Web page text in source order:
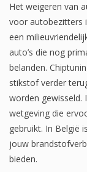
Het weigeren van
voor autobezitters
een
auto’s die nog
belanden.
stikstof verder
worden gewisseld.
wetgeving die
gebruikt. In België
jouw
bieden.